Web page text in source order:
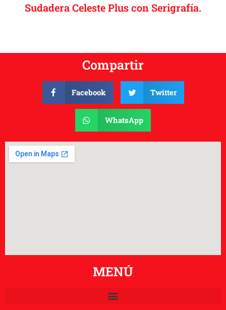
Sudadera Celeste Plus con Serigrafía.
Compartir
Facebook Twitter
WhatsApp
MENÚ